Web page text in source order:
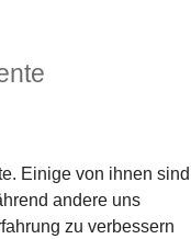
Einige von ihnen sind
andere uns
zu verbessern